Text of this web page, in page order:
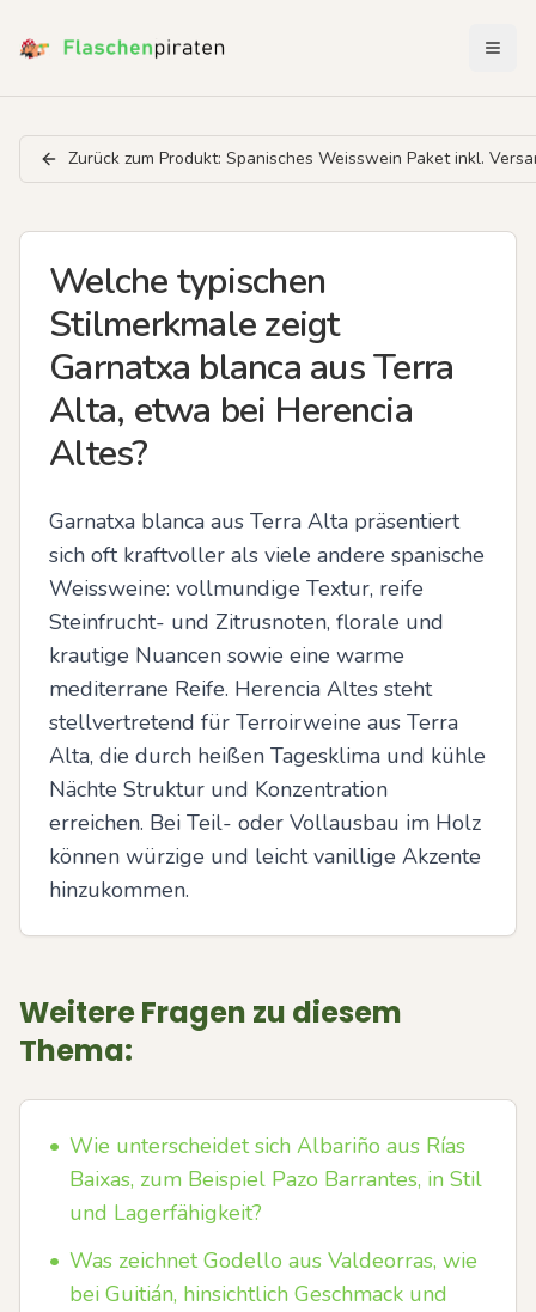
Zurück zum Produkt: Spanisches Weisswein Paket inkl.
Welche typischen
Stilmerkmale zeigt
Garnatxa blanca aus Terra
Alta, etwa bei Herencia
Altes?
Garnatxa blanca aus Terra Alta präsentiert
sich oft kraftvoller als viele andere spanische
Weissweine: vollmundige Textur, reife
Steinfrucht- und Zitrusnoten, florale und
krautige Nuancen sowie eine warme
mediterrane Reife. Herencia Altes steht
stellvertretend für Terroirweine aus Terra
Alta, die durch heißen Tagesklima und kühle
Nächte Struktur und Konzentration
erreichen. Bei Teil- oder Vollausbau im Holz
können würzige und leicht vanillige Akzente
hinzukommen.
Weitere Fragen zu diesem
Thema:
• Wie unterscheidet sich Albariño aus Rías
Baixas, zum Beispiel Pazo Barrantes, in Stil
und Lagerfähigkeit?
• Was zeichnet Godello aus Valdeorras, wie
bei Guitián, hinsichtlich Geschmack und